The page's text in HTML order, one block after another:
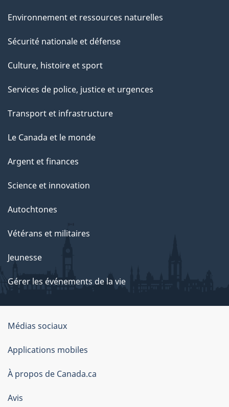
Environnement et ressources naturelles
Sécurité nationale et défense
Culture, histoire et sport
Services de police, justice et urgences
Transport et infrastructure
Le Canada et le monde
Argent et finances
Science et innovation
Autochtones
Vétérans et militaires
Jeunesse
Gérer les événements de la vie
Organisation
du
gouvernement
du
Canada
Médias sociaux
Applications mobiles
À propos de Canada.ca
Avis